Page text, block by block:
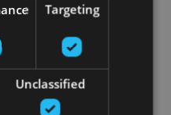
Targeting
Unclassified